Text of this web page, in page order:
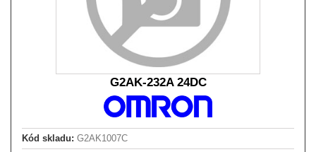
G2AK-232A 24DC
Kód skladu: G2AK1007C